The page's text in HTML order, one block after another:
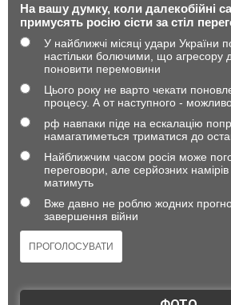
На вашу думку, коли далекобійні
примусять росію сісти за стіл
У найближчі місяці удари України
настільки болючими, що агресору
поновити перемовини
Цього року не варто чекати
процесу. А от наступного -
рф навпаки піде на ескалацію
намагатиметься триматися до
Найближчим часом росія може
переговори, але серйозних
матимуть
Вже давно не роблю жодних
завершення війни